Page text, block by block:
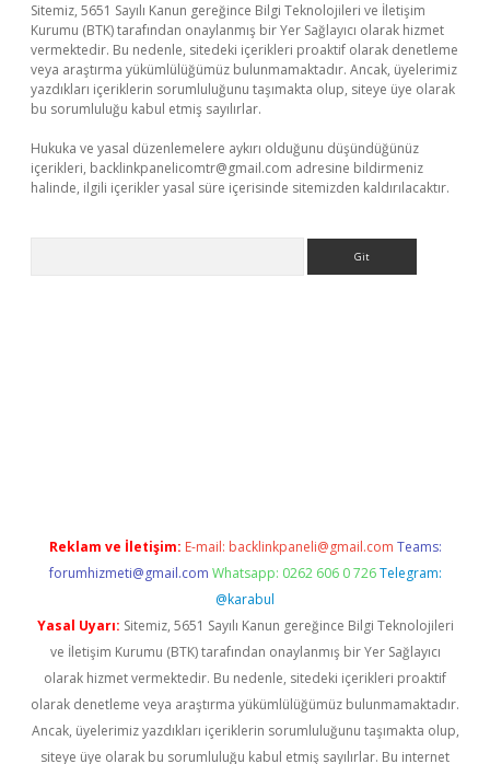
Sitemiz, 5651 Sayılı Kanun gereğince Bilgi Teknolojileri ve İletişim
Kurumu (BTK) tarafından onaylanmış bir Yer Sağlayıcı olarak hizmet
vermektedir. Bu nedenle, sitedeki içerikleri proaktif olarak denetleme
veya araştırma yükümlülüğümüz bulunmamaktadır. Ancak, üyelerimiz
yazdıkları içeriklerin sorumluluğunu taşımakta olup, siteye üye olarak
bu sorumluluğu kabul etmiş sayılırlar.
Hukuka ve yasal düzenlemelere aykırı olduğunu düşündüğünüz
içerikleri, backlinkpanelicomtr@gmail.com adresine bildirmeniz
halinde, ilgili içerikler yasal süre içerisinde sitemizden kaldırılacaktır.
Reklam ve İletişim: E-mail: backlinkpaneli@gmail.com Teams:
forumhizmeti@gmail.com Whatsapp: 0262 606 0 726 Telegram:
@karabul
Yasal Uyarı: Sitemiz, 5651 Sayılı Kanun gereğince Bilgi Teknolojileri
ve İletişim Kurumu (BTK) tarafından onaylanmış bir Yer Sağlayıcı
olarak hizmet vermektedir. Bu nedenle, sitedeki içerikleri proaktif
olarak denetleme veya araştırma yükümlülüğümüz bulunmamaktadır.
Ancak, üyelerimiz yazdıkları içeriklerin sorumluluğunu taşımakta olup,
siteye üye olarak bu sorumluluğu kabul etmiş sayılırlar. Bu internet